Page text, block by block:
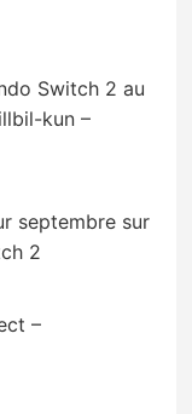
Switch 2 au
kun –
septembre sur
2
–